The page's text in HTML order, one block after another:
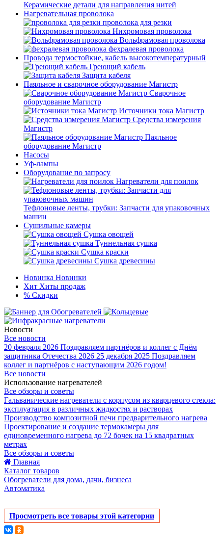
Керамические детали для направления нитей
Нагревательная проволока
проволока для резки
Нихромовая проволока
Вольфрамовая проволока
фехралевая проволока
Провода термостойкие, кабель высокотемпературный
Греющий кабель
Защита кабеля
Паяльное и сварочное оборудование Магистр
Сварочное
оборудование Магистр
Источники тока Магистр
Средства измерения
Магистр
Паяльное
оборудование Магистр
Насосы
Уф-лампы
Оборудование по запросу
Нагреватели для поилок
Тефлоновые ленты, трубки: Запчасти для упаковочных
машин
Сушильные камеры
Сушка овощей
Туннельная сушка
Сушка краски
Сушка древесины
Новинка Новинки
Хит Хиты продаж
% Скидки
Новости
Все новости
20 февраля 2026 Поздравляем партнёров и коллег с Днём
защитника Отечества 2026 25 декабря 2025 Поздравляем
коллег и партнёров с наступающим 2026 годом!
Все новости
Использование нагревателей
Все обзоры и советы
Гальванические нагреватели с корпусом из кварцевого стекла:
эксплуатация в различных жидкостях и растворах
Производство композитной печи предварительного нагрева
Проектирование и создание термокамеры для
единовременного нагрева до 72 бочек на 15 квадратных
метрах
Все обзоры и советы
Главная
Каталог товаров
Обогреватели для дома, дачи, бизнеса
Автоматика
Просмотреть все товары этой категории